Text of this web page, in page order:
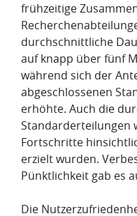
frühzeitige
durchschnittliche
auf knapp über fünf
während sich der
abgeschlossenen
erhöhte. Auch die
Standarderteilungen
Fortschritte
erzielt wurden.
Pünktlichkeit gab es
Die